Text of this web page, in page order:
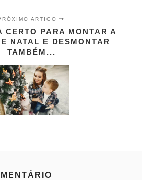
ARTIGO
CERTO PARA MONTAR A
NATAL E DESMONTAR
TAMBÉM...